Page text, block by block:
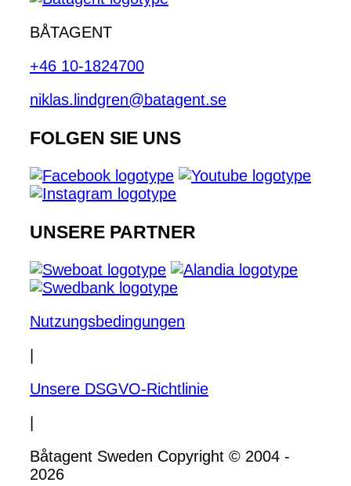
BÅTAGENT
+46 10-1824700
niklas.lindgren@batagent.se
FOLGEN SIE UNS
UNSERE PARTNER
Nutzungsbedingungen
Unsere DSGVO-Richtlinie
Båtagent Sweden Copyright © 2004 -
2026